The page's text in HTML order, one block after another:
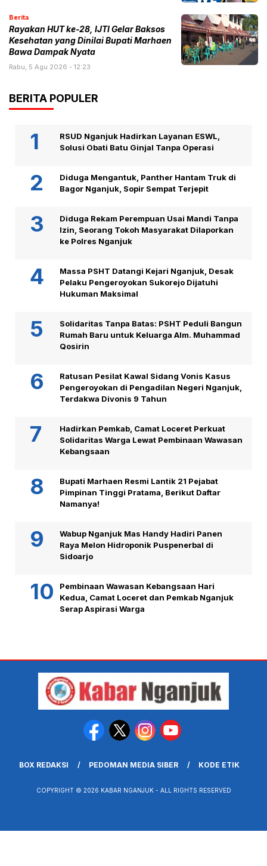
Berita
Rayakan HUT ke-28, IJTI Gelar Baksos
Kesehatan yang Dinilai Bupati Marhaen
Bawa Dampak Nyata
Rabu, 5 Agu 2026 - 12:23
BERITA POPULER
RSUD Nganjuk Hadirkan Layanan ESWL,
Solusi Obati Batu Ginjal Tanpa Operasi
Diduga Mengantuk, Panther Hantam Truk di
Bagor Nganjuk, Sopir Sempat Terjepit
Diduga Rekam Perempuan Usai Mandi Tanpa
Izin, Seorang Tokoh Masyarakat Dilaporkan
ke Polres Nganjuk
Massa PSHT Datangi Kejari Nganjuk, Desak
Pelaku Pengeroyokan Sukorejo Dijatuhi
Hukuman Maksimal
Solidaritas Tanpa Batas: PSHT Peduli Bangun
Rumah Baru untuk Keluarga Alm. Muhammad
Qosirin
Ratusan Pesilat Kawal Sidang Vonis Kasus
Pengeroyokan di Pengadilan Negeri Nganjuk,
Terdakwa Divonis 9 Tahun
Hadirkan Pemkab, Camat Loceret Perkuat
Solidaritas Warga Lewat Pembinaan Wawasan
Kebangsaan
Bupati Marhaen Resmi Lantik 21 Pejabat
Pimpinan Tinggi Pratama, Berikut Daftar
Namanya!
Wabup Nganjuk Mas Handy Hadiri Panen
Raya Melon Hidroponik Puspenerbal di
Sidoarjo
Pembinaan Wawasan Kebangsaan Hari
Kedua, Camat Loceret dan Pemkab Nganjuk
Serap Aspirasi Warga
BOX REDAKSI PEDOMAN MEDIA SIBER KODE ETIK
COPYRIGHT © 2026 KABAR NGANJUK - ALL RIGHTS RESERVED